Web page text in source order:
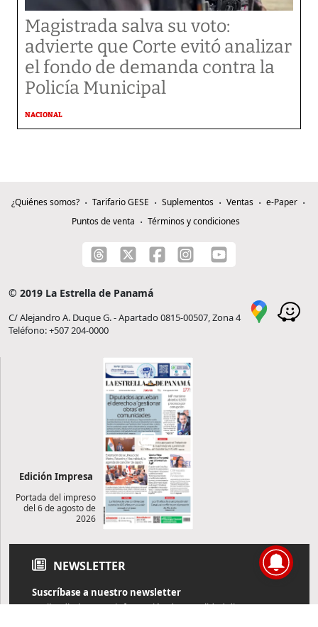
Magistrada salva su voto:
advierte que Corte evitó analizar
el fondo de demanda contra la
Policía Municipal
NACIONAL
¿Quiénes somos? Tarifario GESE Suplementos Ventas
e-Paper
Puntos de venta
Términos y condiciones
© 2019 La Estrella de Panamá
C/ Alejandro A. Duque G. - Apartado 0815-00507, Zona 4
Teléfono: +507 204-0000
Edición Impresa
Portada del impreso
del 6 de agosto de
2026
NEWSLETTER
Suscríbase a nuestro newsletter
Reciba diariamente información de actualidad directamente en